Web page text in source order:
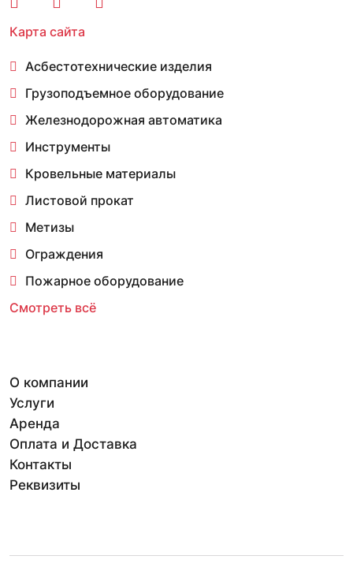
Карта сайта
Асбестотехнические изделия
Грузоподъемное оборудование
Железнодорожная автоматика
Инструменты
Кровельные материалы
Листовой прокат
Метизы
Ограждения
Пожарное оборудование
Смотреть всё
О компании
Услуги
Аренда
Оплата и Доставка
Контакты
Реквизиты